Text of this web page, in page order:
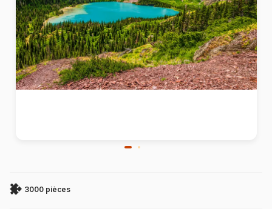
3000 pièces